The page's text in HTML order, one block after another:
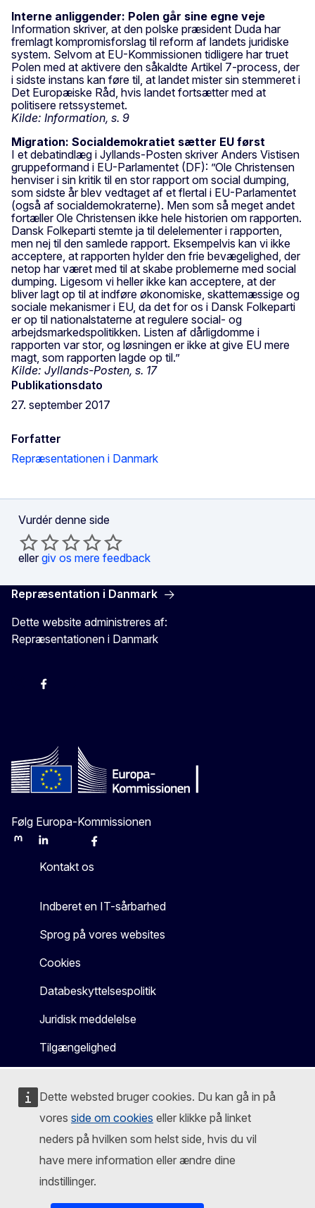
Dette websted bruger cookies. Du kan gå in på
vores side om cookies eller klikke på linket
neders på hvilken som helst side, hvis du vil
have mere information eller ændre dine
indstillinger.
Interne anliggender: Polen går sine egne veje
Information skriver, at den polske præsident Duda har
fremlagt kompromisforslag til reform af landets juridiske
system. Selvom at EU-Kommissionen tidligere har truet
Polen med at aktivere den såkaldte Artikel 7-process, der
i sidste instans kan føre til, at landet mister sin stemmeret i
Det Europæiske Råd, hvis landet fortsætter med at
politisere retssystemet.
Kilde: Information, s. 9
Migration: Socialdemokratiet sætter EU først
I et debatindlæg i Jyllands-Posten skriver Anders Vistisen
gruppeformand i EU-Parlamentet (DF): ”Ole Christensen
henviser i sin kritik til en stor rapport om social dumping,
som sidste år blev vedtaget af et flertal i EU-Parlamentet
(også af socialdemokraterne). Men som så meget andet
fortæller Ole Christensen ikke hele historien om rapporten.
Dansk Folkeparti stemte ja til delelementer i rapporten,
men nej til den samlede rapport. Eksempelvis kan vi ikke
acceptere, at rapporten hylder den frie bevægelighed, der
netop har været med til at skabe problemerne med social
dumping. Ligesom vi heller ikke kan acceptere, at der
bliver lagt op til at indføre økonomiske, skattemæssige og
sociale mekanismer i EU, da det for os i Dansk Folkeparti
er op til nationalstaterne at regulere social- og
arbejdsmarkedspolitikken. Listen af dårligdomme i
rapporten var stor, og løsningen er ikke at give EU mere
magt, som rapporten lagde op til.”
Kilde: Jyllands-Posten, s. 17
Publikationsdato
27. september 2017
Forfatter
Repræsentationen i Danmark
Vurdér denne side
eller giv os mere feedback
Repræsentation i Danmark
Dette website administreres af:
Repræsentationen i Danmark
Følg Europa-Kommissionen
MastodonLinkedInBlueskyFacebook
Kontakt os
Indberet en IT-sårbarhed
Sprog på vores websites
Cookies
Databeskyttelsespolitik
Juridisk meddelelse
Tilgængelighed